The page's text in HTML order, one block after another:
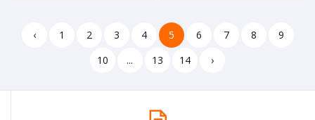
‹ 1 2 3 4 5 6 7 8
9
10
... 13 14 ›